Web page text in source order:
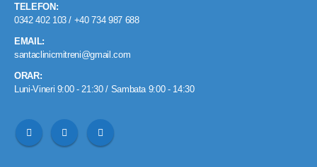
TELEFON:
0342 402 103 / +40 734 987 688
EMAIL:
santaclinicmitreni@gmail.com
ORAR:
Luni-Vineri 9:00 - 21:30 / Sambata 9:00 - 14:30